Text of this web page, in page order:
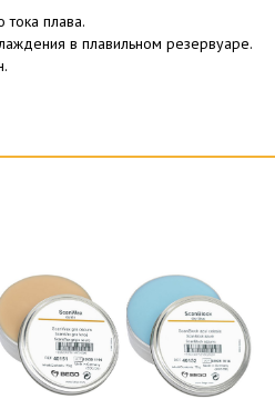
плава.
в плавильном резервуаре.